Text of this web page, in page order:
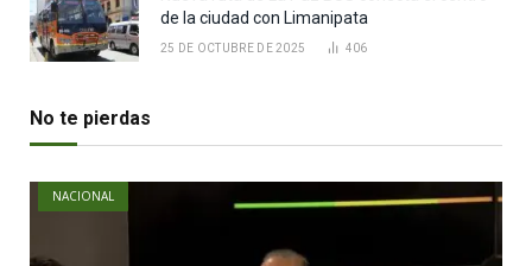
de la ciudad con Limanipata
25 DE OCTUBRE DE 2025 406
No te pierdas
NACIONAL